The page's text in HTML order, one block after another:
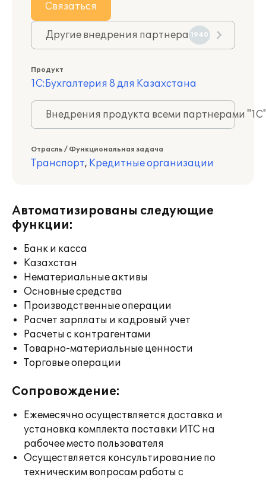
Связаться
Другие внедрения партнера 1940
Продукт
1С:Бухгалтерия 8 для Казахстана
Внедрения продукта всеми партнерами
Отрасль / Функциональная задача
Транспорт, Кредитные организации
Автоматизированы следующие
функции:
Банк и касса
Казахстан
Нематериальные активы
Основные средства
Производственные операции
Расчет зарплаты и кадровый учет
Расчеты с контрагентами
Товарно-материальные ценности
Торговые операции
Сопровождение:
Ежемесячно осуществляется доставка и
установка комплекта поставки ИТС на
рабочее место пользователя
Осуществляется консультирование по
техническим вопросам работы с